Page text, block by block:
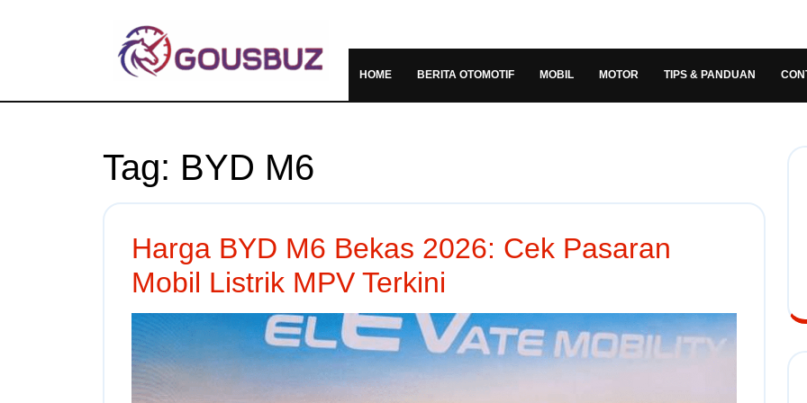
HOME BERITA OTOMOTIF MOBIL MOTOR TIPS & PANDUAN
Tag: BYD M6
Harga BYD M6 Bekas 2026: Cek Pasaran
Mobil Listrik MPV Terkini